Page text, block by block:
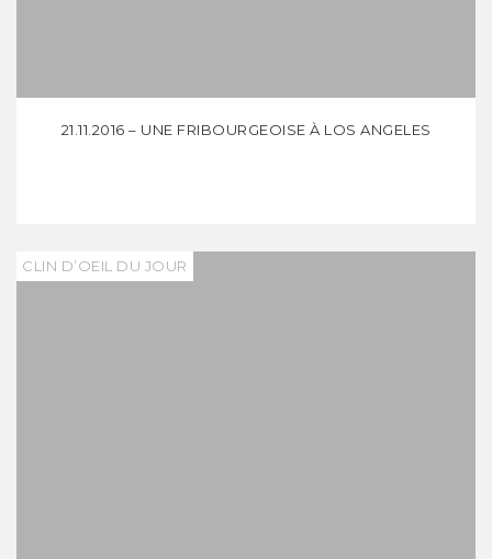
21.11.2016 – UNE FRIBOURGEOISE À LOS ANGELES
CLIN D’OEIL DU JOUR